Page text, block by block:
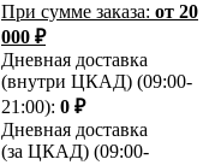
При сумме заказа: от 20
000 ₽
Дневная доставка
(внутри ЦКАД) (09:00-
21:00): 0 ₽
Дневная доставка
(за ЦКАД) (09:00-